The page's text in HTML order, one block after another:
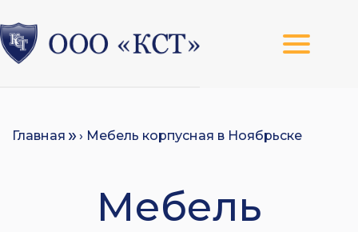
Главная › Мебель корпусная в Ноябрьске
Мебель